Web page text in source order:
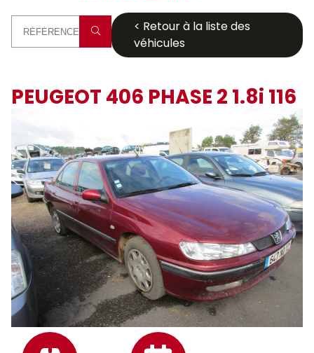
< Retour à la liste des
véhicules
PEUGEOT 406 PHASE 2 1.8i 116